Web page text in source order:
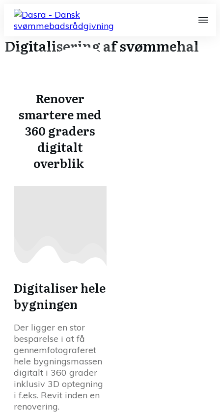
Digitalisering af svømmehal
Renover
smartere med
360 graders
digitalt
overblik
Digitaliser hele
bygningen
Der ligger en stor
besparelse i at få
gennemfotograferet
hele bygningsmassen
digitalt i 360 grader
inklusiv 3D optegning
i f.eks. Revit inden en
renovering.